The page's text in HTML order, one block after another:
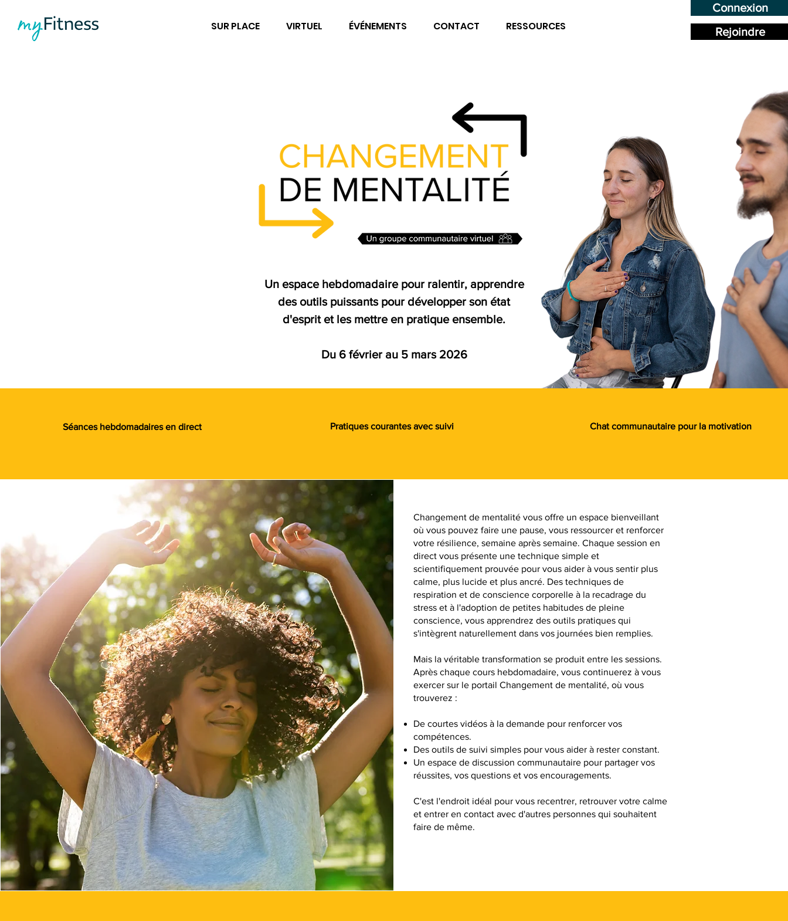
Rejoindre
Connexion
SUR PLACE VIRTUEL ÉVÉNEMENTS CONTACT RESSOURCES
Un espace hebdomadaire pour ralentir, apprendre
des outils puissants pour développer son état
d'esprit et les mettre en pratique ensemble.
Du 6 février au 5 mars 2026
Séances hebdomadaires en direct Pratiques courantes avec suivi Chat communautaire pour la motivation
Changement de mentalité vous offre un espace bienveillant
où vous pouvez faire une pause, vous ressourcer et renforcer
votre résilience, semaine après semaine. Chaque session en
direct vous présente une technique simple et
scientifiquement prouvée pour vous aider à vous sentir plus
calme, plus lucide et plus ancré. Des techniques de
respiration et de conscience corporelle à la recadrage du
stress et à l'adoption de petites habitudes de pleine
conscience, vous apprendrez des outils pratiques qui
s'intègrent naturellement dans vos journées bien remplies.
Mais la véritable transformation se produit entre les sessions.
Après chaque cours hebdomadaire, vous continuerez à vous
exercer sur le portail Changement de mentalité, où vous
trouverez :
De courtes vidéos à la demande pour renforcer vos
compétences.
Des outils de suivi simples pour vous aider à rester constant.
Un espace de discussion communautaire pour partager vos
réussites, vos questions et vos encouragements.
C'est l'endroit idéal pour vous recentrer, retrouver votre calme
et entrer en contact avec d'autres personnes qui souhaitent
faire de même.